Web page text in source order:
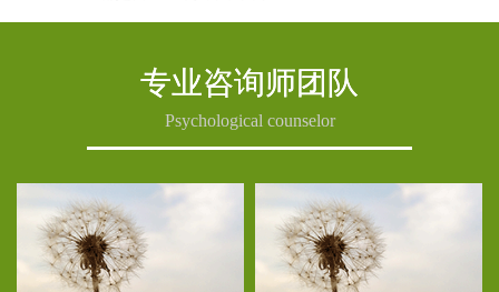
专业咨询师团队
Psychological counselor
Previous